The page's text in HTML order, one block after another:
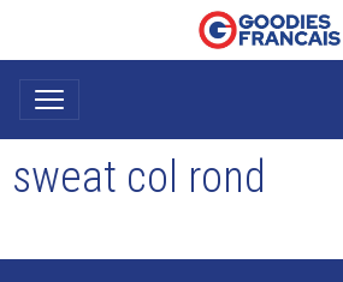
sweat col rond